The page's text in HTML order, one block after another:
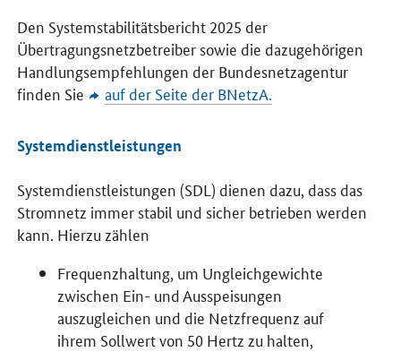
Den Systemstabilitätsbericht 2025 der
Übertragungsnetzbetreiber sowie die dazugehörigen
Handlungsempfehlungen der Bundesnetzagentur
finden Sie
auf der Seite der BNetzA.
Systemdienstleistungen
Systemdienstleistungen (SDL) dienen dazu, dass das
Stromnetz immer stabil und sicher betrieben werden
kann. Hierzu zählen
Frequenzhaltung, um Ungleichgewichte
zwischen Ein- und Ausspeisungen
auszugleichen und die Netzfrequenz auf
ihrem Sollwert von 50 Hertz zu halten,